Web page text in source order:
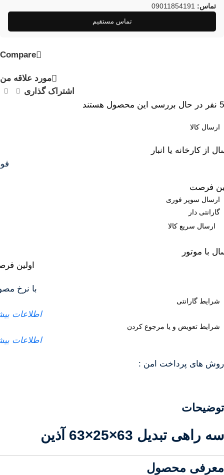
تماس: 09011854191
تماس مستقیم
Compare
مورد علاقه من
اشتراک گذاری
5 نفر در حال بررسی این محصول هستند
ارسال کالا
از کارخانه یا انبار
فرصت
ارسال سوپر فوری
گارانتی دار
ارسال سریع کالا
با موتور
اولین
با نرخ
شرایط گارانتی
اطلاعات
شرایط تعویض و یا مرجوع کردن
اطلاعات
روش های پرداخت امن :
توضیحات
سه راهی تبدیل 63×25×63 آذین
معرفی محصول